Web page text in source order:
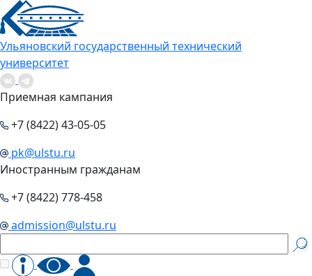
Ульяновский государственный технический
университет
Приемная кампания
+7 (8422) 43-05-05
pk@ulstu.ru
Иностранным гражданам
+7 (8422) 778-458
admission@ulstu.ru